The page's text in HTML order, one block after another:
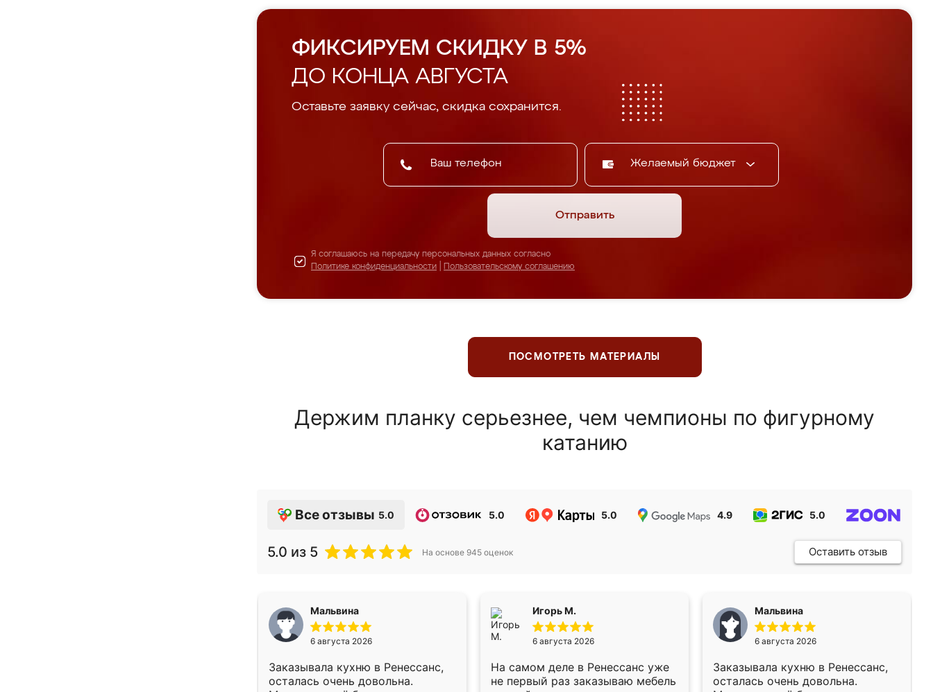
ФИКСИРУЕМ СКИДКУ В 5%
ДО КОНЦА АВГУСТА
Оставьте заявку сейчас, скидка сохранится.
Желаемый бюджет
Отправить
Я соглашаюсь на передачу персональных данных согласно
Политике конфиденциальности
Пользовательскому соглашению
ПОСМОТРЕТЬ МАТЕРИАЛЫ
Держим планку серьезнее, чем чемпионы по фигурному
катанию
Все отзывы 5.0 5.0 5.0 4.9 5.0
5.0 из 5 На основе 945 оценок Оставить отзыв
Мальвина
6 августа 2026
Заказывала кухню в Ренессанс,
осталась очень довольна.
Игорь М.
6 августа 2026
На самом деле в Ренессанс уже
не первый раз заказываю мебель
Мальвина
6 августа 2026
Заказывала кухню в Ренессанс,
осталась очень довольна.